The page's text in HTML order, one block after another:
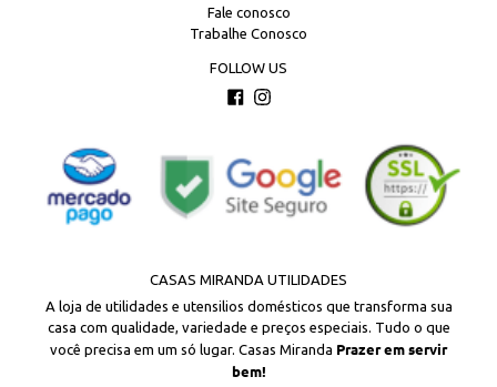
Fale conosco
Trabalhe Conosco
FOLLOW US
FacebookInstagram
CASAS MIRANDA UTILIDADES
A loja de utilidades e utensilios domésticos que transforma sua
casa com qualidade, variedade e preços especiais. Tudo o que
você precisa em um só lugar. Casas Miranda Prazer em servir
bem!